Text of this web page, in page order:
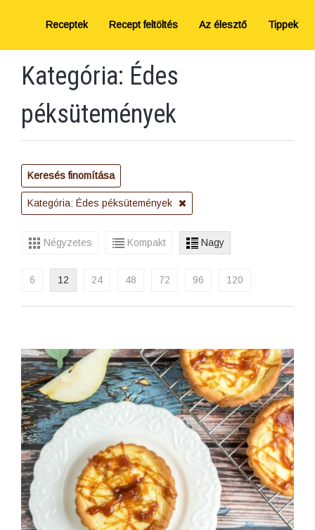
Receptek Recept feltöltés Az élesztő Tippek
Kategória: Édes
péksütemények
Keresés finomítása
Kategória: Édes péksütemények
Négyzetes Kompakt Nagy
6 12 24 48 72 96 120